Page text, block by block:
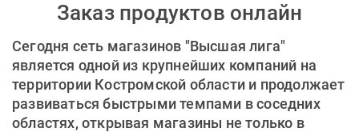
Заказ продуктов онлайн
Сегодня сеть магазинов "Высшая лига"
является одной из крупнейших компаний на
территории Костромской области и продолжает
развиваться быстрыми темпами в соседних
областях, открывая магазины не только в